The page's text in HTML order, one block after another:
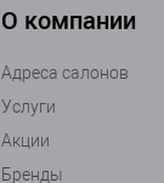
О компании
Адреса салонов
Услуги
Акции
Бренды